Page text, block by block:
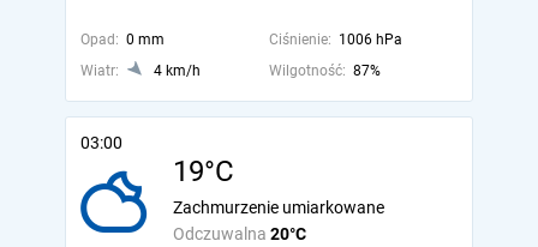
Opad: 0 mm Ciśnienie: 1006 hPa
Wiatr:
4 km/h Wilgotność: 87%
03:00
19°C
Odczuwalna 20°C
Zachmurzenie umiarkowane